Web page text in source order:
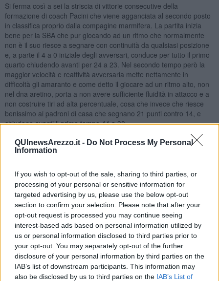
QUInewsArezzo.it - Do Not Process My Personal
Information
If you wish to opt-out of the sale, sharing to third parties, or
processing of your personal or sensitive information for
targeted advertising by us, please use the below opt-out
section to confirm your selection. Please note that after your
opt-out request is processed you may continue seeing
interest-based ads based on personal information utilized by
us or personal information disclosed to third parties prior to
your opt-out. You may separately opt-out of the further
disclosure of your personal information by third parties on the
IAB’s list of downstream participants. This information may
also be disclosed by us to third parties on the IAB’s List of
Si ferma così a sei la striscia di vittorie consecutive della
formazione di coach Pacini che viene agganciata al secondo posto
in classifica proprio dalla compagine marmifera. La partita inizia
bene per la SBA che pur giocando ad un ritmo che normalmente
non è il suo riesce a segnare con continuità da qualsiasi posizione
e, a parte il 4 a 0 iniziale degli avversari, conduce per tutto il primo
quarto chiudendo avanti per 24 a 23. Nel secondo tempo però la
maggior velocità e reattività avversaria mette nettamente in
difficoltà gli amaranto e come detto il giocare ad un ritmo alto, non
nel dna aretino, porta a non avere sufficiente fluidità in attacco e a
non costruire tiri ad alta percentuale, cosa che invece che riesce
benissimo ai padroni di casa che segnano 21 punti contro 14, e
chiudono avanti il primo tempo 44 a 38.
gioco l’Amen tocca il massimo svantaggio a -13, sul 53 a 40, e le
sorti del match sembrano segnate con l'inerzia totale da parte del
Carrara. La panchina aretina chiama il passaggio alla difesa a zona
2/3 che ha il merito di abbassare i ritmi della partita e portarla sui
livelli più congeniali alla SBA. Il quintetto di coach Pacini inizia man
mano a rosicchiare punti e chiudendo il terzo quarto sotto 56- 49
ma con la sensazione che qualcosa in campo sia cambiato. Nell'
ultimo periodo la sensazione diviene realtà e punto dopo punto
l’Amen si trova a -1 sul 58-57 quando mancano 5 minuti al termine
e qui però una bomba avversaria ricaccia Arezzo sotto di 4 punti e
restituisce fiducia e certezze a Carrara e contestualmente taglia le